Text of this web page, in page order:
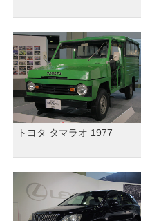
トヨタ タマラオ 1977